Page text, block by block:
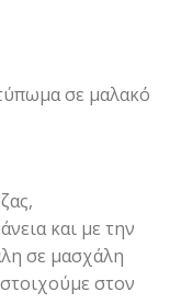
σε μαλακό
και με την
σε μασχάλη
στον